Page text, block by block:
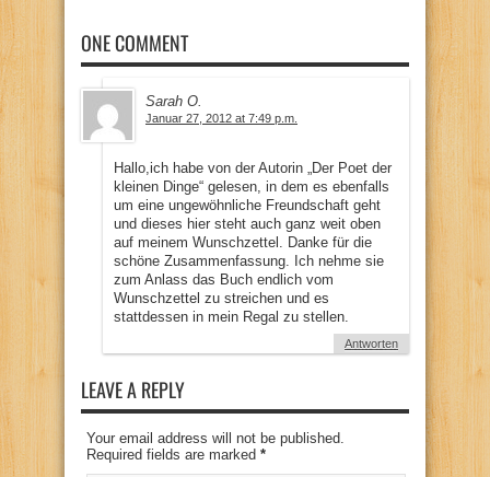
ONE COMMENT
Sarah O.
Januar 27, 2012 at 7:49 p.m.
Hallo,ich habe von der Autorin „Der Poet der
kleinen Dinge“ gelesen, in dem es ebenfalls
um eine ungewöhnliche Freundschaft geht
und dieses hier steht auch ganz weit oben
auf meinem Wunschzettel. Danke für die
schöne Zusammenfassung. Ich nehme sie
zum Anlass das Buch endlich vom
Wunschzettel zu streichen und es
stattdessen in mein Regal zu stellen.
Antworten
LEAVE A REPLY
Your email address will not be published.
Required fields are marked *